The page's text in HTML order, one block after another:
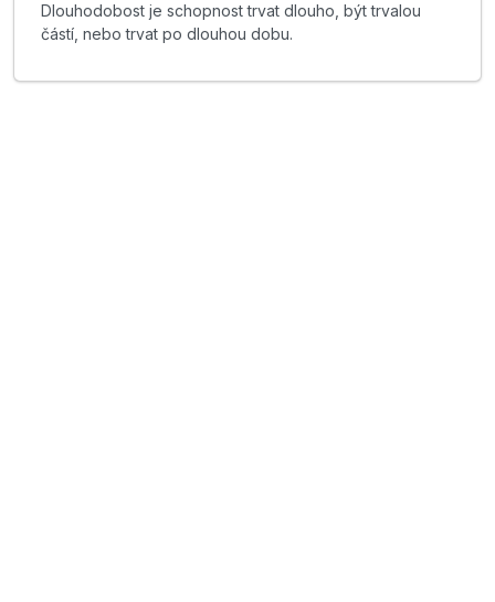
Dlouhodobost je schopnost trvat dlouho, být trvalou
částí, nebo trvat po dlouhou dobu.